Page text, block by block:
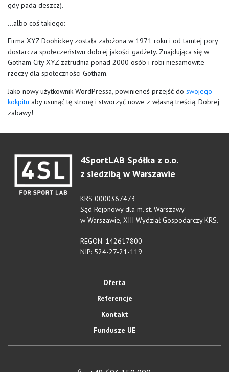
gdy pada deszcz).
…albo coś takiego:
Firma XYZ Doohickey została założona w 1971 roku i od tamtej pory
dostarcza społeczeństwu dobrej jakości gadżety. Znajdująca się w
Gotham City XYZ zatrudnia ponad 2000 osób i robi niesamowite
rzeczy dla społeczności Gotham.
Jako nowy użytkownik WordPressa, powinieneś przejść do swojego
kokpitu aby usunąć tę stronę i stworzyć nowe z własną treścią. Dobrej
zabawy!
4SportLAB Spółka z o.o.
z siedzibą w Warszawie
KRS 0000367473
Sąd Rejonowy dla m. st. Warszawy
w Warszawie, XIII Wydział Gospodarczy KRS.
REGON: 142617800
NIP: 524-27-21-119
Oferta
Referencje
Kontakt
Fundusze UE